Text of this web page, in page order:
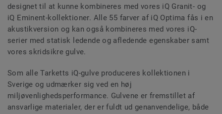
designet til at kunne kombineres med vores iQ Granit- og
iQ Eminent-kollektioner. Alle 55 farver af iQ Optima fås i en
akustikversion og kan også kombineres med vores iQ-
serier med statisk ledende og afledende egenskaber samt
vores skridsikre gulve.
Som alle Tarketts iQ-gulve produceres kollektionen i
Sverige og udmærker sig ved en høj
miljøvenlighedsperformance. Gulvene er fremstillet af
ansvarlige materialer, der er fuldt ud genanvendelige, både